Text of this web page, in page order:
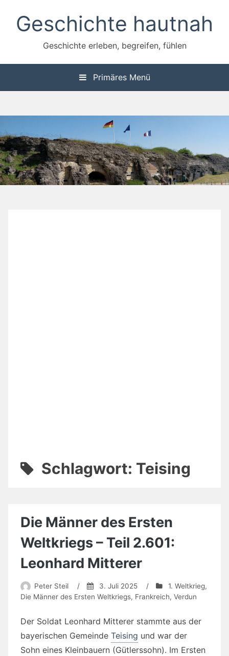
Inhalt
springenGeschichte hautnah
Geschichte erleben, begreifen, fühlen
Primäres Menü
Schlagwort: Teising
Die Männer des Ersten
Weltkriegs – Teil 2.601:
Leonhard Mitterer
Peter Steil / 3. Juli 2025 / 1. Weltkrieg,
Die Männer des Ersten Weltkriegs, Frankreich, Verdun
Der Soldat Leonhard Mitterer stammte aus der
bayerischen Gemeinde Teising und war der
Sohn eines Kleinbauern (Gütlerssohn). Im Ersten